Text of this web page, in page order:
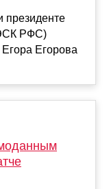
президенте
РФС)
Егорова